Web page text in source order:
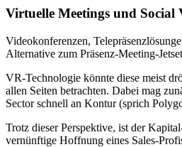
Virtuelle Meetings und Social
Videokonferenzen,
Alternative zum Präsenz-Meeting-
VR-Technologie könnte diese meist
allen Seiten betrachten. Dabei mag
Sector schnell an Kontur (sprich
Trotz dieser Perspektive, ist der
vernünftige Hoffnung eines Sales-